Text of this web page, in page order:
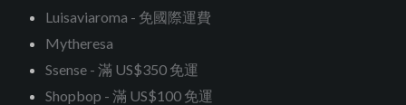
Luisaviaroma - 免國際運費
Mytheresa
Ssense - 滿 US$350 免運
Shopbop - 滿 US$100 免運